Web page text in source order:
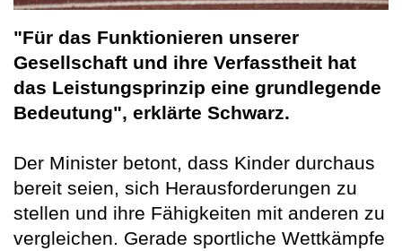
"Für das Funktionieren unserer
Gesellschaft und ihre Verfasstheit hat
das Leistungsprinzip eine grundlegende
Bedeutung", erklärte Schwarz.
Der Minister betont, dass Kinder durchaus
bereit seien, sich Herausforderungen zu
stellen und ihre Fähigkeiten mit anderen zu
vergleichen. Gerade sportliche Wettkämpfe